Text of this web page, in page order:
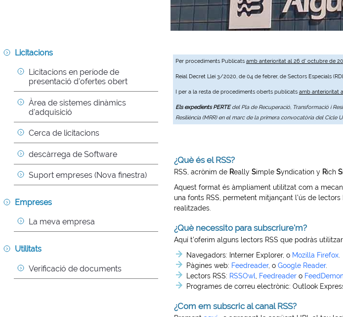
Per procediments Publicats amb anterioritat al 26 d' octubre de
Reial Decret Llei 3/2020, de 04 de febrer, de Sectors Especials
I per a la resta de procediments oberts publicats amb anterioritat
Els expedients PERTEdel Pla de Recuperació, Transformació i
Resiliència (MRR) en el marc de la primera convocatòria del Cicle
Licitacions
Licitacions en període de
presentació d'ofertes obert
Àrea de sistemes dinàmics
d'adquisició
Cerca de licitacions
descàrrega de Software
Suport empreses (Nova finestra)
Empreses
La meva empresa
Utilitats
Verificació de documents
¿Què és el RSS?
RSS, acrònim de Really Simple Syndication y Rich S
Aquest format és àmpliament utilitzat com a
una fonts RSS, permetent mitjançant l'ús de
realitzades.
¿Què necessito para subscriure'm?
Aquí t'oferim alguns lectors RSS que podràs
Navegadors: Interner Explorer, o Mozilla Firefox
Pàgines web: Feedreader, o Google Reader.
Lectors RSS: RSSOwl Feedreader o
Programes de correu electrònic: Outlook
¿Com em subscric al canal RSS?